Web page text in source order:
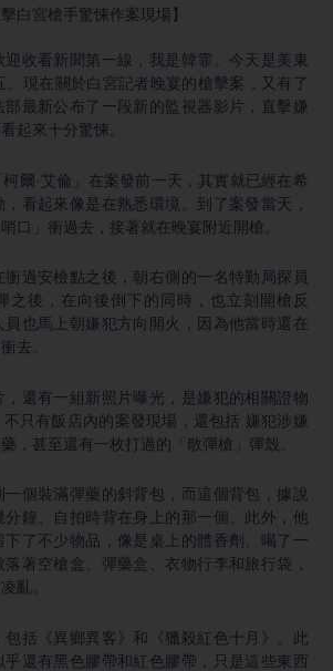
白宮槍手驚悚作案現場】
迎收看新聞第一線，我是韓霏。今天是美東
。現在關於白宮記者晚宴的槍擊案，又有了
最新公布了一段新的監視器影片，直擊嫌
起來十分驚悚。
爾·艾倫」在案發前一天，其實就已經在希
看起來像是在熟悉環境。到了案發當天，
口」衝過去，接著就在晚宴附近開槍。
過安檢點之後，朝右側的一名特勤局探員
之後，在向後倒下的同時，也立刻開槍反
也馬上朝嫌犯方向開火，因為他當時還在
去。
，還有一組新照片曝光，是嫌犯的相關證物
只有飯店內的案發現場，還包括 嫌犯涉嫌
，甚至還有一枚打過的「散彈槍」彈殼。
一個裝滿彈藥的斜背包，而這個背包，據說
鐘、自拍時背在身上的那一個。此外，他
了不少物品，像是桌上的體香劑、喝了一
著空槍盒、彈藥盒、衣物行李和旅行袋，
亂。
包括《異鄉異客》和《獵殺紅色十月》。此
還有黑色膠帶和紅色膠帶，只是這些東西